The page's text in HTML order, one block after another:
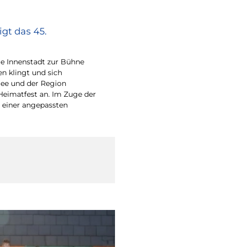
das 45.
Innenstadt zur Bühne
klingt und sich
und der Region
an. Im Zuge der
angepassten